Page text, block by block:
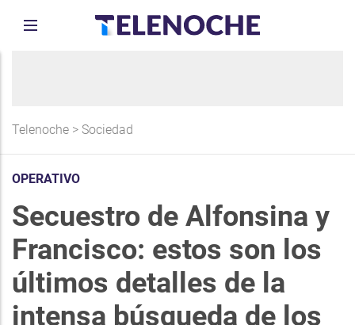
Telenoche > Sociedad
OPERATIVO
Secuestro de Alfonsina y
Francisco: estos son los
últimos detalles de la
intensa búsqueda de los